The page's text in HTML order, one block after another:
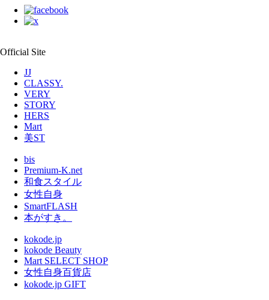
Official Site
JJ
CLASSY.
VERY
STORY
HERS
Mart
美ST
bis
Premium-K.net
和食スタイル
女性自身
SmartFLASH
本がすき。
kokode.jp
kokode Beauty
Mart SELECT SHOP
女性自身百貨店
kokode.jp GIFT